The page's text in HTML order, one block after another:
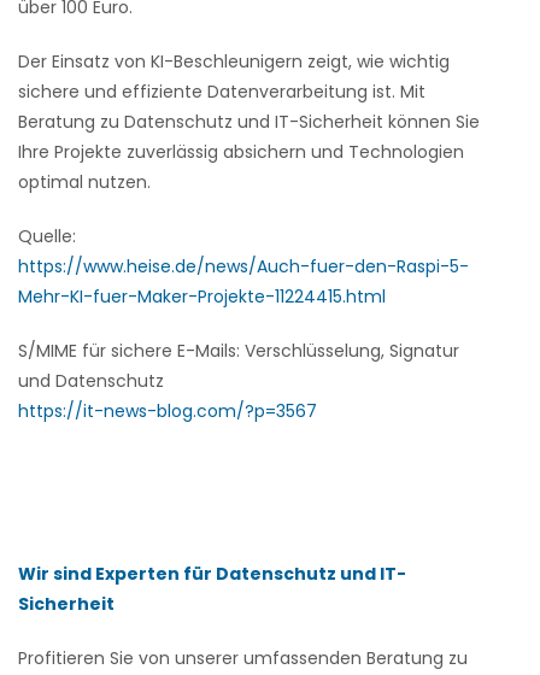
über 100 Euro.
Der Einsatz von KI-Beschleunigern zeigt, wie wichtig
sichere und effiziente Datenverarbeitung ist. Mit
Beratung zu Datenschutz und IT-Sicherheit können Sie
Ihre Projekte zuverlässig absichern und Technologien
optimal nutzen.
Quelle:
https://www.heise.de/news/Auch-fuer-den-Raspi-5-
Mehr-KI-fuer-Maker-Projekte-11224415.html
S/MIME für sichere E-Mails: Verschlüsselung, Signatur
und Datenschutz
https://it-news-blog.com/?p=3567
Wir sind Experten für Datenschutz und IT-
Sicherheit
Profitieren Sie von unserer umfassenden Beratung zu